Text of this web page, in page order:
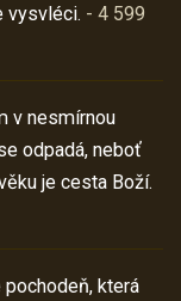
vysvléci. - 4 599
v nesmírnou
odpadá, neboť
je cesta Boží.
pochodeň, která